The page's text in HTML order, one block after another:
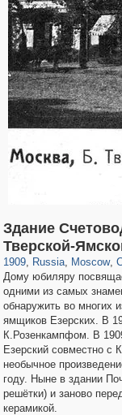
Здание
Тверской-
1909, Russia
1,407,712
, Moscow
319,968 8,295
,
160,055
Дому юбиляру
одними из самых
обнаружить во многих
ямщиков Езерских. В
К.Розенкампфом. В
Езерский совместно с
необычное
году. Ныне в здании
решётки) и заново
керамикой.